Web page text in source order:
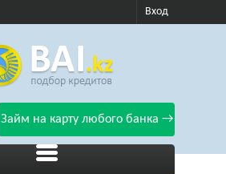
Вход
Займ на карту любого банка →